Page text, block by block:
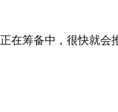
在筹备中，很快就会